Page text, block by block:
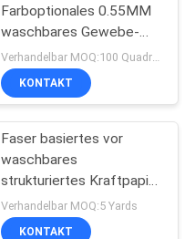
Farboptionales 0.55MM
waschbares Gewebe-
materielle Rolle für die
Herstellung von Taschen
Verhandelbar MOQ:100 Quadratmeter
KONTAKT
Faser basiertes vor
waschbares
strukturiertes Kraftpapier
für Anlagen wachsen
Papier 0.55mm
Verhandelbar MOQ:5 Yards
KONTAKT